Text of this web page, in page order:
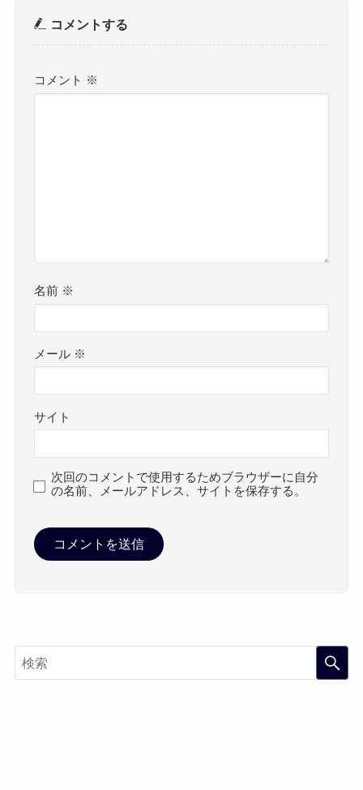
コメントする
コメント ※
名前 ※
メール ※
サイト
次回のコメントで使用するためブラウザーに自分
の名前、メールアドレス、サイトを保存する。